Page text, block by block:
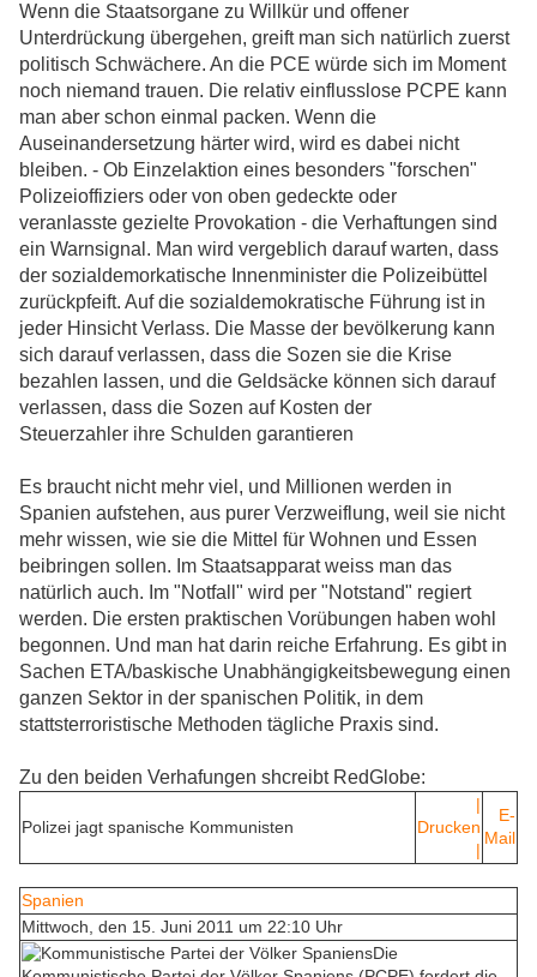
Wenn die Staatsorgane zu Willkür und offener
Unterdrückung übergehen, greift man sich natürlich zuerst
politisch Schwächere. An die PCE würde sich im Moment
noch niemand trauen. Die relativ einflusslose PCPE kann
man aber schon einmal packen. Wenn die
Auseinandersetzung härter wird, wird es dabei nicht
bleiben. - Ob Einzelaktion eines besonders "forschen"
Polizeioffiziers oder von oben gedeckte oder
veranlasste gezielte Provokation - die Verhaftungen sind
ein Warnsignal. Man wird vergeblich darauf warten, dass
der sozialdemorkatische Innenminister die Polizeibüttel
zurückpfeift. Auf die sozialdemokratische Führung ist in
jeder Hinsicht Verlass. Die Masse der bevölkerung kann
sich darauf verlassen, dass die Sozen sie die Krise
bezahlen lassen, und die Geldsäcke können sich darauf
verlassen, dass die Sozen auf Kosten der
Steuerzahler ihre Schulden garantieren
Es braucht nicht mehr viel, und Millionen werden in
Spanien aufstehen, aus purer Verzweiflung, weil sie nicht
mehr wissen, wie sie die Mittel für Wohnen und Essen
beibringen sollen. Im Staatsapparat weiss man das
natürlich auch. Im "Notfall" wird per "Notstand" regiert
werden. Die ersten praktischen Vorübungen haben wohl
begonnen. Und man hat darin reiche Erfahrung. Es gibt in
Sachen ETA/baskische Unabhängigkeitsbewegung einen
ganzen Sektor in der spanischen Politik, in dem
stattsterroristische Methoden tägliche Praxis sind.
Zu den beiden Verhafungen shcreibt RedGlobe:
Polizei jagt spanische Kommunisten
|
Drucken
|
E-
Mail
Spanien
Mittwoch, den 15. Juni 2011 um 22:10 Uhr
Die